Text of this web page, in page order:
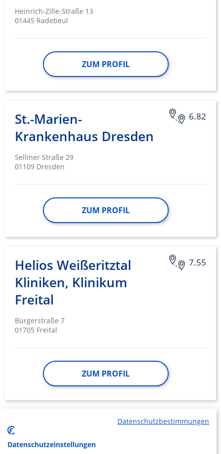
Heinrich-Zille-Straße 13
01445 Radebeul
ZUM PROFIL
6.82
St.-Marien-
Krankenhaus Dresden
Selliner Straße 29
01109 Dresden
ZUM PROFIL
7.55
Helios Weißeritztal
Kliniken, Klinikum
Freital
Bürgerstraße 7
01705 Freital
ZUM PROFIL
7.72
Fachkrankenhaus
Coswig
Datenschutzbestimmungen
Datenschutzeinstellungen